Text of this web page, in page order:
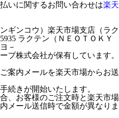
いに関するお問い合わせは楽天
ギンコウ）楽天市場支店（ラク
ラクテン（ＮＥＯＴＯＫＹ
－
プ株式会社が保有しています。
案内メールを楽天市場からお送
続きが開始いたします。
、お客様のご注文時と楽天市場
メール送信時で金額が異なりま